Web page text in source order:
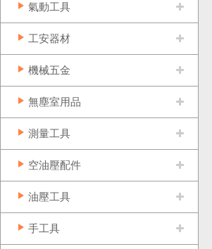
氣動工具
工安器材
機械五金
無塵室用品
測量工具
空油壓配件
油壓工具
手工具